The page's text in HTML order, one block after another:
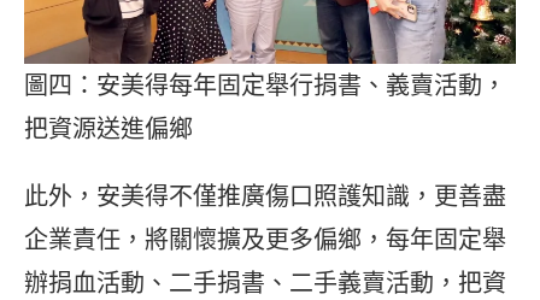
圖四：安美得每年固定舉行捐書、義賣活動，
把資源送進偏鄉
此外，安美得不僅推廣傷口照護知識，更善盡
企業責任，將關懷擴及更多偏鄉，每年固定舉
辦捐血活動、二手捐書、二手義賣活動，把資